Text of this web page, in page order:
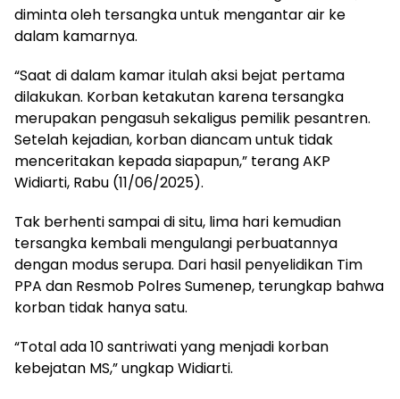
diminta oleh tersangka untuk mengantar air ke
dalam kamarnya.
“Saat di dalam kamar itulah aksi bejat pertama
dilakukan. Korban ketakutan karena tersangka
merupakan pengasuh sekaligus pemilik pesantren.
Setelah kejadian, korban diancam untuk tidak
menceritakan kepada siapapun,” terang AKP
Widiarti, Rabu (11/06/2025).
Tak berhenti sampai di situ, lima hari kemudian
tersangka kembali mengulangi perbuatannya
dengan modus serupa. Dari hasil penyelidikan Tim
PPA dan Resmob Polres Sumenep, terungkap bahwa
korban tidak hanya satu.
“Total ada 10 santriwati yang menjadi korban
kebejatan MS,” ungkap Widiarti.